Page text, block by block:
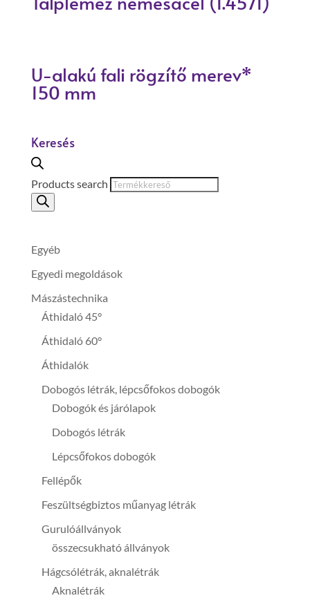
U-alakú fali rögzítő merev*
150 mm
Keresés
Products search
Egyéb
Egyedi megoldások
Mászástechnika
Áthidaló 45°
Áthidaló 60°
Áthidalók
Dobogós létrák, lépcsőfokos dobogók
Dobogók és járólapok
Dobogós létrák
Lépcsőfokos dobogók
Fellépők
Feszültségbiztos műanyag létrák
Gurulóállványok
összecsukható állványok
Hágcsólétrák, aknalétrák
Aknalétrák